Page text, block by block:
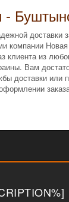
-
доставки
компании
клиента из
Вам
доставки или